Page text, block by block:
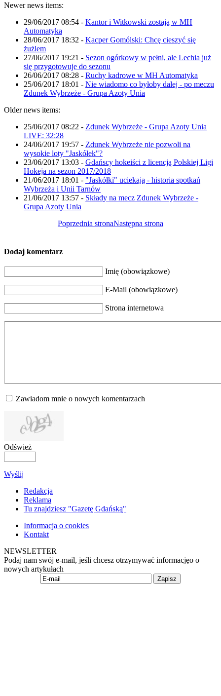
Newer news items:
29/06/2017 08:54 - Kantor i Witkowski zostają w MH
Automatyka
28/06/2017 18:32 - Kacper Gomólski: Chcę cieszyć się
żużlem
27/06/2017 19:21 - Sezon ogórkowy w pełni, ale Lechia już
się przygotowuje do sezonu
26/06/2017 08:28 - Ruchy kadrowe w MH Automatyka
25/06/2017 18:01 - Nie wiadomo co byłoby dalej - po meczu
Zdunek Wybrzeże - Grupa Azoty Unia
Older news items:
25/06/2017 08:22 - Zdunek Wybrzeże - Grupa Azoty Unia
LIVE: 32:28
24/06/2017 19:57 - Zdunek Wybrzeże nie pozwoli na
wysokie loty "Jaskółek"?
23/06/2017 13:03 - Gdańscy hokeiści z licencją Polskiej Ligi
Hokeja na sezon 2017/2018
21/06/2017 18:01 - "Jaskółki" uciekają - historia spotkań
Wybrzeża i Unii Tarnów
21/06/2017 13:57 - Składy na mecz Zdunek Wybrzeże -
Grupa Azoty Unia
Poprzednia stronaNastępna strona
Dodaj komentarz
Imię (obowiązkowe)
E-Mail (obowiązkowe)
Strona internetowa
Zawiadom mnie o nowych komentarzach
Odśwież
Wyślij
Redakcja
Reklama
Tu znajdziesz "Gazetę Gdańską"
Informacja o cookies
Kontakt
NEWSLETTER
Podaj nam swój e-mail, jeśli chcesz otrzymywać informacjęo o
nowych artykułach
Zapisz